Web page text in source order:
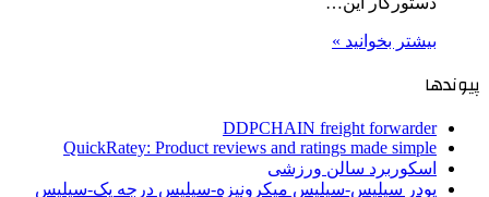
بیشتر بخوانید »
پیوندها
DDPCHAIN freight forwarder
QuickRatey: Product reviews and ratings made simple
اسکوربرد سالن ورزشی
پودر سیلیس-سیلیس میکرونیزه-سیلیس درجه یک-سیلیس